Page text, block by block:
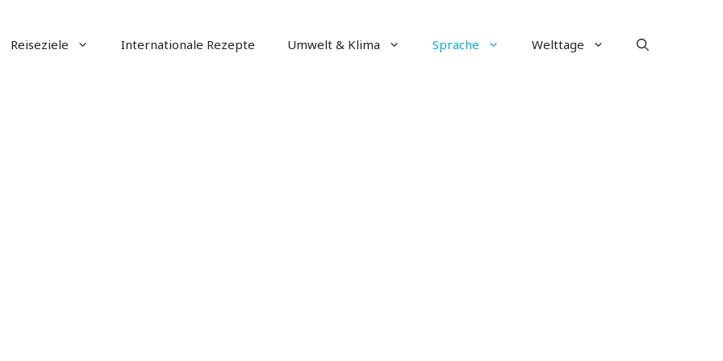
Reiseziele Internationale Rezepte Umwelt & Klima Sprache Welttage